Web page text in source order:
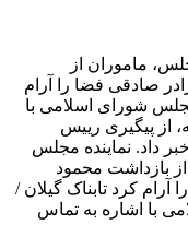
ماموران از
صادقی فضا را آرام
مجلس شورای اسلامی با
از پیگیری رییس
داد. نماینده مجلس
بازداشت محمود
کرد تابناک گیلان /
با اشاره به تماس